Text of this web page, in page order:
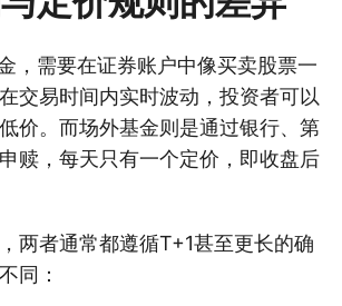
，需要在证券账户中像买卖股票一
交易时间内实时波动，投资者可以
价。而场外基金则是通过银行、第
赎，每天只有一个定价，即收盘后
两者通常都遵循T+1甚至更长的确
同：